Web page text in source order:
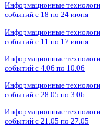
Информационные
событий с 18 по 24 июня
Информационные
событий с 11 по 17 июня
Информационные
событий с 4.06 по 10.06
Информационные
событий с 28.05 по 3.06
Информационные
событий с 21.05 по 27.05